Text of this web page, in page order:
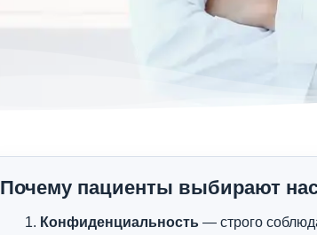
Почему пациенты выбирают
Конфиденциальность— строго